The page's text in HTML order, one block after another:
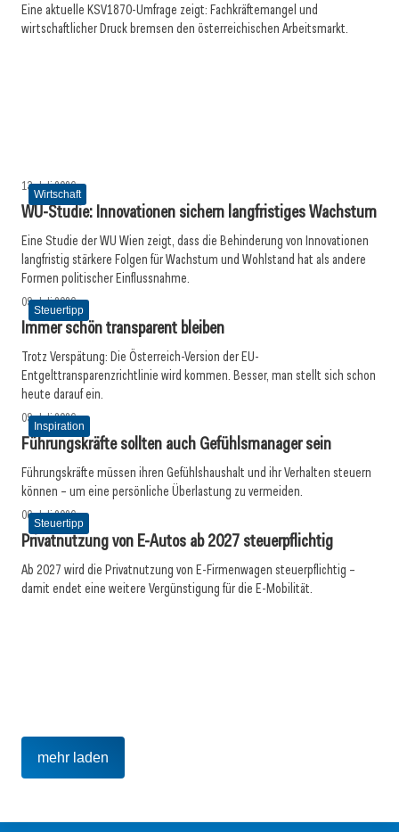
Eine aktuelle KSV1870-Umfrage zeigt: Fachkräftemangel und
wirtschaftlicher Druck bremsen den österreichischen Arbeitsmarkt.
Wirtschaft
13. Juli 2026
WU-Studie: Innovationen sichern langfristiges Wachstum
Eine Studie der WU Wien zeigt, dass die Behinderung von Innovationen
langfristig stärkere Folgen für Wachstum und Wohlstand hat als andere
Formen politischer Einflussnahme.
Steuertipp
09. Juli 2026
Immer schön transparent bleiben
Trotz Verspätung: Die Österreich-Version der EU-
Entgelttransparenzrichtlinie wird kommen. Besser, man stellt sich schon
heute darauf ein.
Inspiration
09. Juli 2026
Führungskräfte sollten auch Gefühlsmanager sein
Führungskräfte müssen ihren Gefühlshaushalt und ihr Verhalten steuern
können – um eine persönliche Überlastung zu vermeiden.
Steuertipp
06. Juli 2026
Privatnutzung von E-Autos ab 2027 steuerpflichtig
Ab 2027 wird die Privatnutzung von E-Firmenwagen steuerpflichtig –
damit endet eine weitere Vergünstigung für die E-Mobilität.
03. Juli 2026
mehr laden